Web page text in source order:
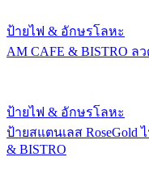
ป้ายไฟ & อักษรโลหะ
AM CAFE & BISTRO ล
ป้ายไฟ & อักษรโลหะ
ป้ายสแตนเลส RoseGold
& BISTRO